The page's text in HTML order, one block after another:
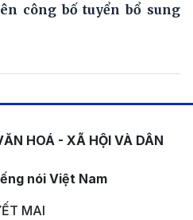
công bố tuyển bổ sung
HOÁ - XÃ HỘI VÀ DÂN
nói Việt Nam
MAI